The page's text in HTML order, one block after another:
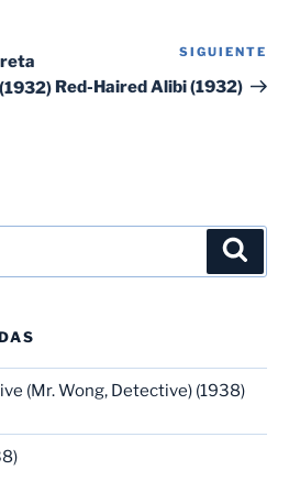
SIGUIENTE
Red-Haired Alibi (1932)
(Mr. Wong, Detective) (1938)